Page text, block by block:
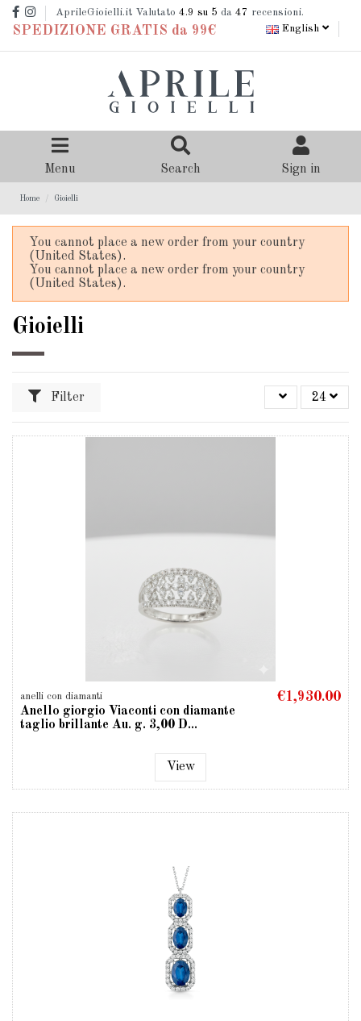
AprileGioielli.it Valutato 4.9 su 5 da 47 recensioni.
SPEDIZIONE GRATIS da 99€ English
Menu Search Sign in
Home Gioielli
You cannot place a new order from your country
(United States).
You cannot place a new order from your country
(United States).
Gioielli
Filter 24
anelli con diamanti
Anello giorgio Viaconti con diamante
taglio brillante Au. g. 3,00 D...
€1,930.00
View